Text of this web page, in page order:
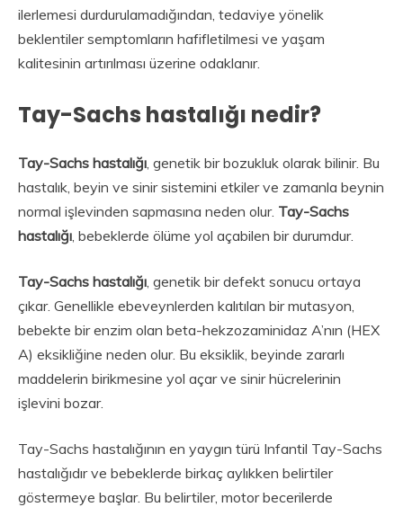
ilerlemesi durdurulamadığından, tedaviye yönelik
beklentiler semptomların hafifletilmesi ve yaşam
kalitesinin artırılması üzerine odaklanır.
Tay-Sachs hastalığı nedir?
Tay-Sachs hastalığı , genetik bir bozukluk olarak bilinir. Bu
hastalık, beyin ve sinir sistemini etkiler ve zamanla beynin
normal işlevinden sapmasına neden olur. Tay-Sachs
hastalığı , bebeklerde ölüme yol açabilen bir durumdur.
Tay-Sachs hastalığı , genetik bir defekt sonucu ortaya
çıkar. Genellikle ebeveynlerden kalıtılan bir mutasyon,
bebekte bir enzim olan beta-hekzozaminidaz A’nın (HEX
A) eksikliğine neden olur. Bu eksiklik, beyinde zararlı
maddelerin birikmesine yol açar ve sinir hücrelerinin
işlevini bozar.
Tay-Sachs hastalığının en yaygın türü Infantil Tay-Sachs
hastalığıdır ve bebeklerde birkaç aylıkken belirtiler
göstermeye başlar. Bu belirtiler, motor becerilerde